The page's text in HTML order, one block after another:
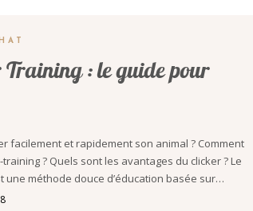
Training : le guide pour
facilement et rapidement son animal ? Comment
? Quels sont les avantages du clicker ? Le
une méthode douce d’éducation basée sur…